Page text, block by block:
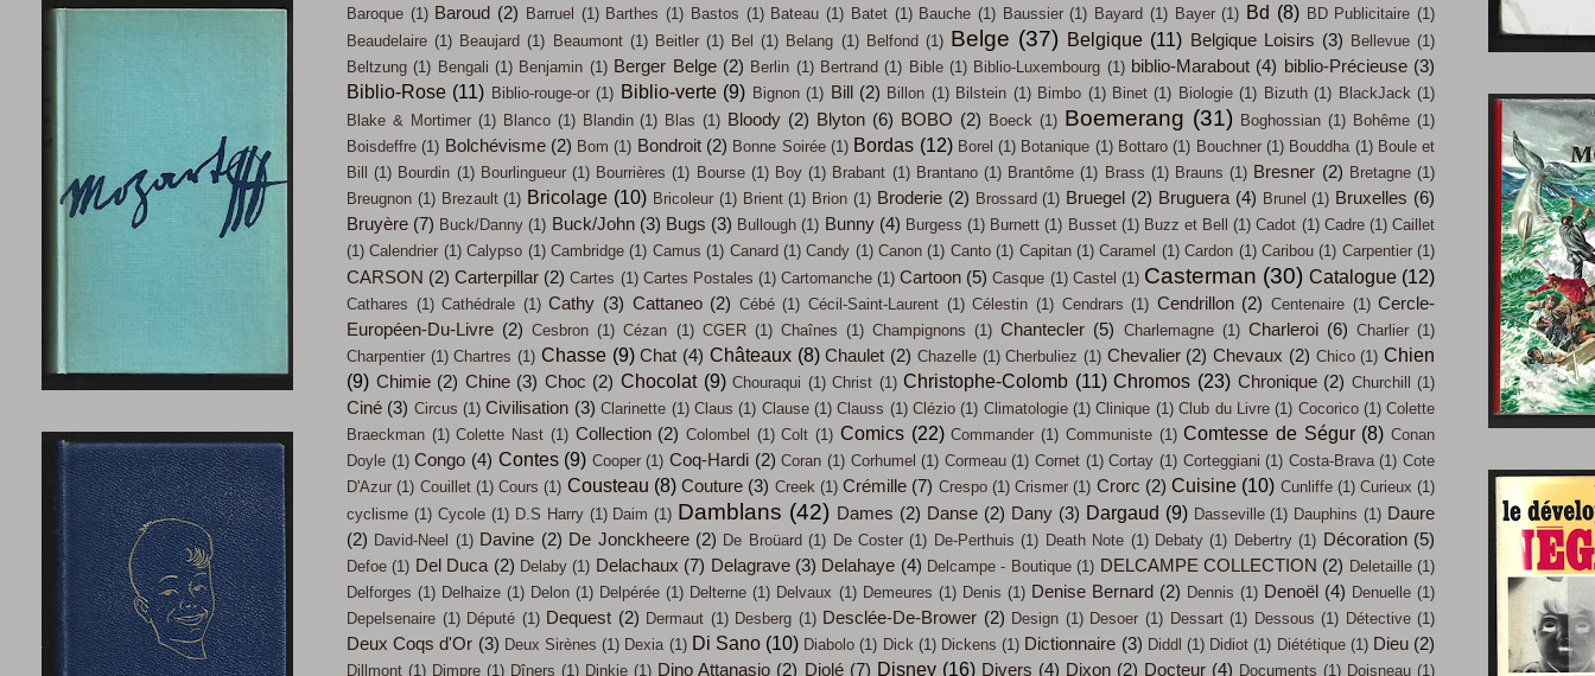
Baroque (1) Baroud (2) Barruel (1) Barthes (1) Bastos (1) Bateau (1) Batet (1) Bauche (1) Baussier (1) Bayard (1) Bayer (1) Bd (8) BD Publicitaire (1)
Beaudelaire (1) Beaujard (1) Beaumont (1) Beitler (1) Bel (1) Belang (1) Belfond (1) Belge (37) Belgique (11) Belgique Loisirs (3) Bellevue (1)
Beltzung (1) Bengali (1) Benjamin (1) Berger Belge (2) Berlin (1) Bertrand (1) Bible (1) Biblio-Luxembourg (1) biblio-Marabout (4) biblio-Précieuse (3)
Biblio-Rose (11) Biblio-rouge-or (1) Biblio-verte (9) Bignon (1) Bill (2) Billon (1) Bilstein (1) Bimbo (1) Binet (1) Biologie (1) Bizuth (1) BlackJack (1)
Blake & Mortimer (1) Blanco (1) Blandin (1) Blas (1) Bloody (2) Blyton (6) BOBO (2) Boeck (1) Boemerang (31) Boghossian (1) Bohême (1)
Boisdeffre (1) Bolchévisme (2) Bom (1) Bondroit (2) Bonne Soirée (1) Bordas (12) Borel (1) Botanique (1) Bottaro (1) Bouchner (1) Bouddha (1) Boule et
Bill
(1) Bourdin (1) Bourlingueur (1) Bourrières (1) Bourse (1) Boy (1) Brabant (1) Brantano (1) Brantôme (1) Brass (1) Brauns (1) Bresner (2) Bretagne (1)
Breugnon (1) Brezault (1) Bricolage (10) Bricoleur (1) Brient (1) Brion (1) Broderie (2) Brossard (1) Bruegel (2) Bruguera (4) Brunel (1) Bruxelles (6)
Bruyère (7) Buck/Danny (1) Buck/John (3) Bugs (3) Bullough (1) Bunny (4) Burgess (1) Burnett (1) Busset (1) Buzz et Bell (1) Cadot (1) Cadre (1) Caillet
(1) Calendrier (1) Calypso (1) Cambridge (1) Camus (1) Canard (1) Candy (1) Canon (1) Canto (1) Capitan (1) Caramel (1) Cardon (1) Caribou (1) Carpentier (1)
CARSON (2) Carterpillar (2) Cartes (1) Cartes Postales (1) Cartomanche (1) Cartoon (5) Casque (1) Castel (1) Casterman (30) Catalogue (12)
Cathares (1) Cathédrale (1) Cathy (3) Cattaneo (2) Cébé (1) Cécil-Saint-Laurent (1) Célestin (1) Cendrars (1) Cendrillon (2) Centenaire (1) Cercle-
Européen-Du-Livre (2) Cesbron (1) Cézan (1) CGER (1) Chaînes (1) Champignons (1) Chantecler (5) Charlemagne (1) Charleroi (6) Charlier (1)
Charpentier (1) Chartres (1) Chasse (9) Chat (4) Châteaux (8) Chaulet (2) Chazelle (1) Cherbuliez (1) Chevalier (2) Chevaux (2) Chico (1) Chien
(9) Chimie (2) Chine (3) Choc (2) Chocolat (9) Chouraqui (1) Christ (1) Christophe-Colomb (11) Chromos (23) Chronique (2) Churchill (1)
Ciné (3) Circus (1) Civilisation (3) Clarinette (1) Claus (1) Clause (1) Clauss (1) Clézio (1) Climatologie (1) Clinique (1) Club du Livre (1) Cocorico (1) Colette
Braeckman (1) Colette Nast (1) Collection (2) Colombel (1) Colt (1) Comics (22) Commander (1) Communiste (1) Comtesse de Ségur (8) Conan
Doyle (1) Congo (4) Contes (9) Cooper (1) Coq-Hardi (2) Coran (1) Corhumel (1) Cormeau (1) Cornet (1) Cortay (1) Corteggiani (1) Costa-Brava (1) Cote
D'Azur (1) Couillet (1) Cours (1) Cousteau (8) Couture (3) Creek (1) Crémille (7) Crespo (1) Crismer (1) Crorc (2) Cuisine (10) Cunliffe (1) Curieux (1)
cyclisme (1) Cycole (1) D.S Harry (1) Daim (1) Damblans (42) Dames (2) Danse (2) Dany (3) Dargaud (9) Dasseville (1) Dauphins (1) Daure
(2) David-Neel (1) Davine (2) De Jonckheere (2) De Broüard (1) De Coster (1) De-Perthuis (1) Death Note (1) Debaty (1) Debertry (1) Décoration (5)
Defoe (1) Del Duca (2) Delaby (1) Delachaux (7) Delagrave (3) Delahaye (4) Delcampe - Boutique (1) DELCAMPE COLLECTION (2) Deletaille (1)
Delforges (1) Delhaize (1) Delon (1) Delpérée (1) Delterne (1) Delvaux (1) Demeures (1) Denis (1) Denise Bernard (2) Dennis (1) Denoël (4) Denuelle (1)
Depelsenaire (1) Député (1) Dequest (2) Dermaut (1) Desberg (1) Desclée-De-Brower (2) Design (1) Desoer (1) Dessart (1) Dessous (1) Détective (1)
Deux Coqs d'Or (3) Deux Sirènes (1) Dexia (1) Di Sano (10) Diabolo (1) Dick (1) Dickens (1) Dictionnaire (3) Diddl (1) Didiot (1) Diététique (1) Dieu (2)
Dillmont (1) Dimpre (1) Dîners (1) Dinkie (1) Dino Attanasio (2) Diolé (7) Disney (16) Divers (4) Dixon (2) Docteur (4) Documents (1) Doisneau (1)